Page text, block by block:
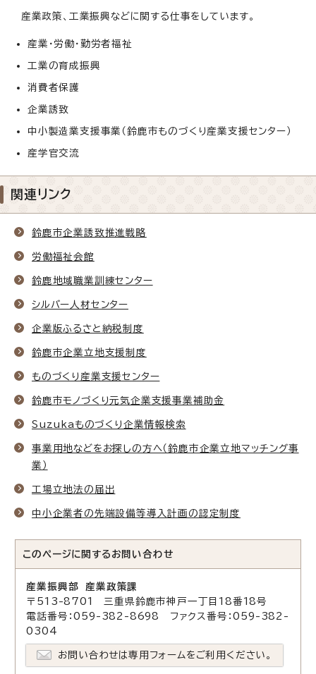
産業政策、工業振興などに関する仕事をしています。
産業・労働・勤労者福祉
工業の育成振興
消費者保護
企業誘致
中小製造業支援事業（鈴鹿市ものづくり産業支援センター）
産学官交流
関連リンク
鈴鹿市企業誘致推進戦略
労働福祉会館
鈴鹿地域職業訓練センター
シルバー人材センター
企業版ふるさと納税制度
鈴鹿市企業立地支援制度
ものづくり産業支援センター
鈴鹿市モノづくり元気企業支援事業補助金
Suzukaものづくり企業情報検索
事業用地などをお探しの方へ（鈴鹿市企業立地マッチング事
業）
工場立地法の届出
中小企業者の先端設備等導入計画の認定制度
このページに関する お問い合わせ
産業振興部 産業政策課
〒513-8701 三重県鈴鹿市神戸一丁目18番18号
電話番号：059-382-8698 ファクス番号：059-382-
0304
お問い合わせは専用フォームをご利用ください。